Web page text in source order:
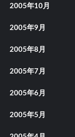
2005年10月
2005年9月
2005年8月
2005年7月
2005年6月
2005年5月